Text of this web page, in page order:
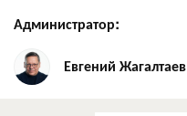
Администратор:
Евгений Жагалтаев